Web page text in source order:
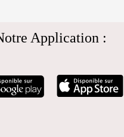
Application :